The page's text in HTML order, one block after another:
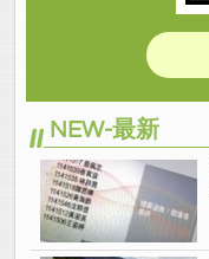
NEW-最新